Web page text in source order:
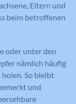
Eltern und
beim betroffenen
oder unter den
nämlich häufig
So bleibt
und